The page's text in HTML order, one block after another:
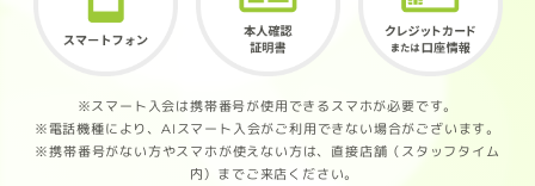
※スマート入会は携帯番号が使用できるスマホが必要です。
※電話機種により、AIスマート入会がご利用できない場合がございます。
※携帯番号がない方やスマホが使えない方は、直接店舗（スタッフタイム
内）までご来店ください。